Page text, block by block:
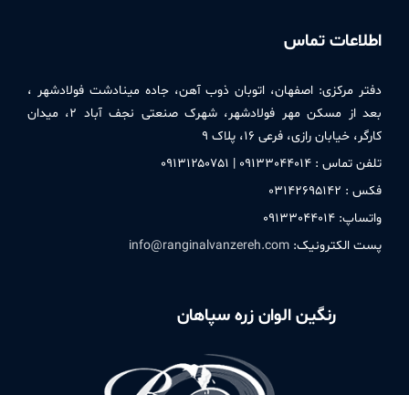
اطلاعات تماس
دفتر مركزی: اصفهان، اتوبان ذوب آهن، جاده مینادشت فولادشهر ،
بعد از مسکن مهر فولادشهر، شهرک صنعتی نجف آباد ۲، میدان
کارگر، خیابان رازی، فرعی ۱۶، پلاک ۹
تلفن تماس : ۰۹۱٣٣۰۴۴۰۱۴ | ۰۹۱٣۱۲۵۰٧۵۱
فکس : ۰٣۱۴۲۶۹۵۱۴۲
واتساپ: ۰۹۱٣٣۰۴۴۰۱۴
پست الکترونیک: info@ranginalvanzereh.com
رنگین الوان زره سپاهان